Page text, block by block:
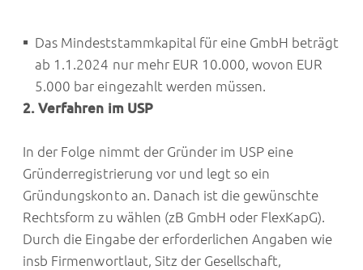
Das Mindeststammkapital für eine GmbH beträgt
ab 1.1.2024 nur mehr EUR 10.000, wovon EUR
5.000 bar eingezahlt werden müssen.
2. Verfahren im USP
In der Folge nimmt der Gründer im USP eine
Gründerregistrierung vor und legt so ein
Gründungskonto an. Danach ist die gewünschte
Rechtsform zu wählen (zB GmbH oder FlexKapG).
Durch die Eingabe der erforderlichen Angaben wie
insb Firmenwortlaut, Sitz der Gesellschaft,